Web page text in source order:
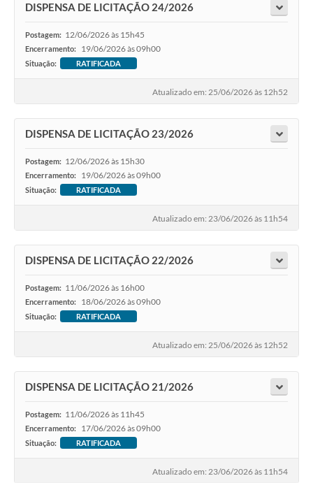
DISPENSA DE LICITAÇÃO 24/2026
Postagem: 12/06/2026 às 15h45
Encerramento: 19/06/2026 às 09h00
Situação: RATIFICADA
Atualizado em: 25/06/2026 às 12h52
DISPENSA DE LICITAÇÃO 23/2026
Postagem: 12/06/2026 às 15h30
Encerramento: 19/06/2026 às 09h00
Situação: RATIFICADA
Atualizado em: 23/06/2026 às 11h54
DISPENSA DE LICITAÇÃO 22/2026
Postagem: 11/06/2026 às 16h00
Encerramento: 18/06/2026 às 09h00
Situação: RATIFICADA
Atualizado em: 25/06/2026 às 12h52
DISPENSA DE LICITAÇÃO 21/2026
Postagem: 11/06/2026 às 11h45
Encerramento: 17/06/2026 às 09h00
Situação: RATIFICADA
Atualizado em: 23/06/2026 às 11h54